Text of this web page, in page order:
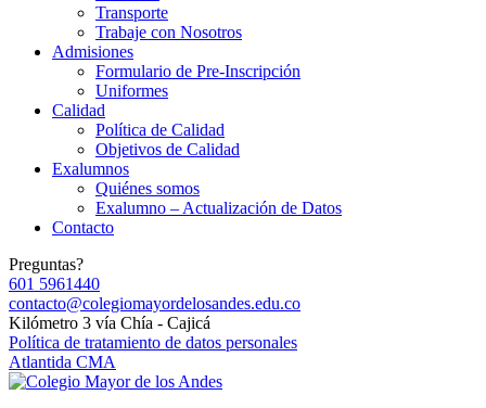
Transporte
Trabaje con Nosotros
Admisiones
Formulario de Pre-Inscripción
Uniformes
Calidad
Política de Calidad
Objetivos de Calidad
Exalumnos
Quiénes somos
Exalumno – Actualización de Datos
Contacto
Preguntas?
601 5961440
contacto@colegiomayordelosandes.edu.co
Kilómetro 3 vía Chía - Cajicá
Política de tratamiento de datos personales
Atlantida CMA